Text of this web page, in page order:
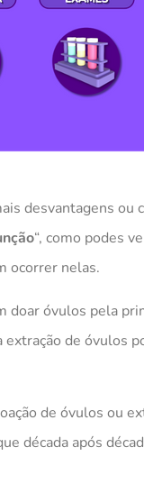
desvantagens ou
“, como podes
ocorrer nelas.
doar óvulos pela
extração de óvulos
de óvulos ou
década após